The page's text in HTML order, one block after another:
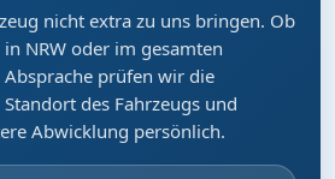
nicht extra zu uns bringen. Ob
NRW oder im gesamten
Absprache prüfen wir die
des Fahrzeugs und
Abwicklung persönlich.